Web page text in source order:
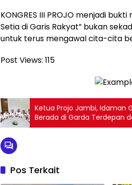
KONGRES III PROJO menjadi
Setia di Garis Rakyat” bukan
untuk terus mengawal cita-cita
Post Views: 115
Ketua Projo Jambi, Idaman
Berada di Garda Terdepan
Rakyat, Sejalan dengan
Pos Terkait